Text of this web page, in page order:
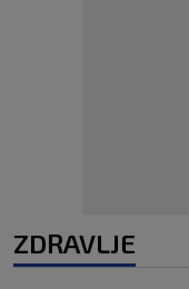
ZDRAVLJE